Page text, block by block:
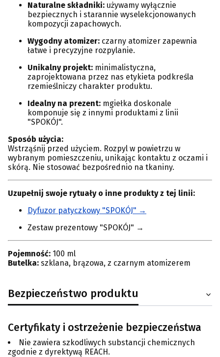
Naturalne składniki: używamy wyłącznie
bezpiecznych i starannie wyselekcjonowanych
kompozycji zapachowych.
Wygodny atomizer: czarny atomizer zapewnia
łatwe i precyzyjne rozpylanie.
Unikalny projekt: minimalistyczna,
zaprojektowana przez nas etykieta podkreśla
rzemieślniczy charakter produktu.
Idealny na prezent: mgiełka doskonale
komponuje się z innymi produktami z linii
"SPOKÓJ".
Sposób użycia:
Wstrząśnij przed użyciem. Rozpyl w powietrzu w
wybranym pomieszczeniu, unikając kontaktu z oczami i
skórą. Nie stosować bezpośrednio na tkaniny.
Uzupełnij swoje rytuały o inne produkty z tej linii:
Dyfuzor patyczkowy "SPOKÓJ" →
Zestaw prezentowy "SPOKÓJ" →
Pojemność: 100 ml
Butelka: szklana, brązowa, z czarnym atomizerem
Bezpieczeństwo produktu
Certyfikaty i ostrzeżenie bezpieczeństwa
Nie zawiera szkodliwych substancji chemicznych
zgodnie z dyrektywą REACH.